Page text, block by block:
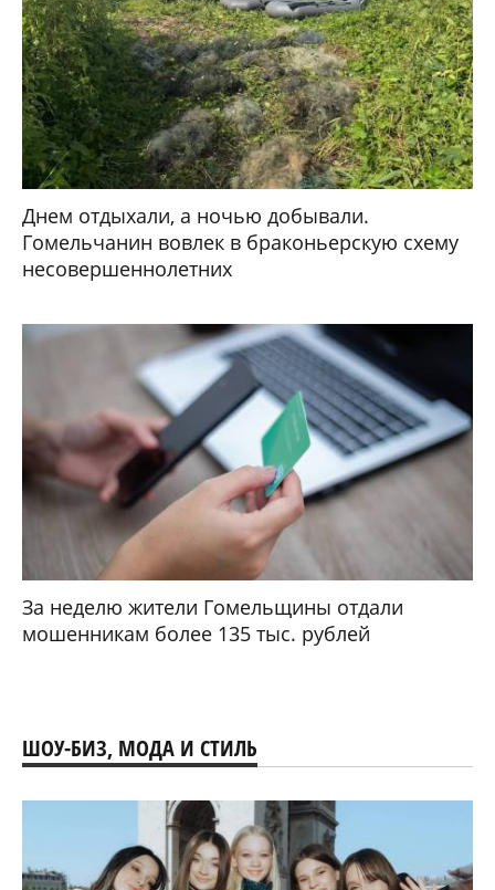
Днем отдыхали, а ночью добывали.
Гомельчанин вовлек в браконьерскую схему
несовершеннолетних
За неделю жители Гомельщины отдали
мошенникам более 135 тыс. рублей
ШОУ-БИЗ, МОДА И СТИЛЬ